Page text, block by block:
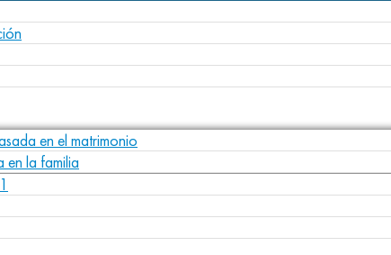
en el matrimonio
en la familia